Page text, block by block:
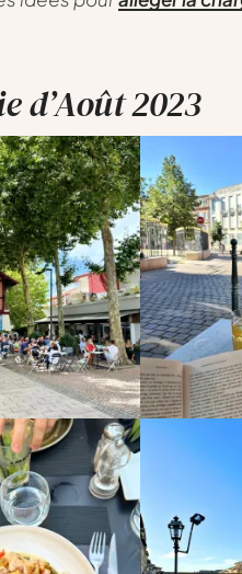
d’Août 2023